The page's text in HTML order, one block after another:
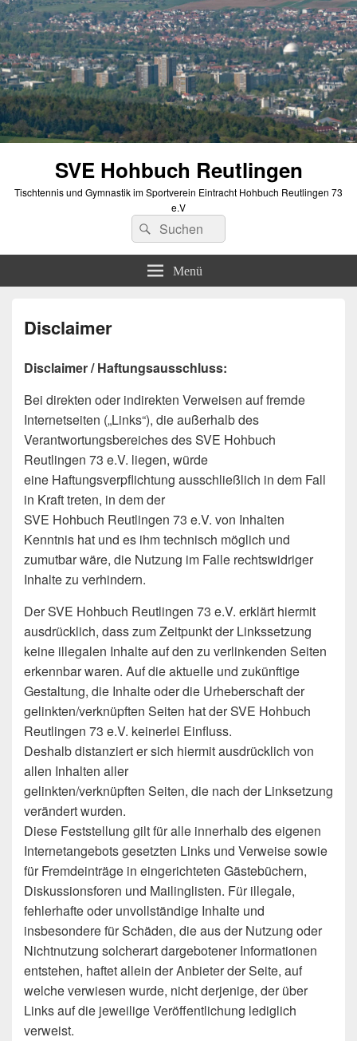
SVE Hohbuch Reutlingen
Tischtennis und Gymnastik im Sportverein Eintracht Hohbuch Reutlingen 73
e.V
Suchen
nach:
Suchen
Menü
Disclaimer
Disclaimer / Haftungsausschluss:
Bei direkten oder indirekten Verweisen auf fremde
Internetseiten („Links“), die außerhalb des
Verantwortungsbereiches des SVE Hohbuch
Reutlingen 73 e.V. liegen, würde
eine Haftungsverpflichtung ausschließlich in dem Fall
in Kraft treten, in dem der
SVE Hohbuch Reutlingen 73 e.V. von Inhalten
Kenntnis hat und es ihm technisch möglich und
zumutbar wäre, die Nutzung im Falle rechtswidriger
Inhalte zu verhindern.
Der SVE Hohbuch Reutlingen 73 e.V. erklärt hiermit
ausdrücklich, dass zum Zeitpunkt der Linkssetzung
keine illegalen Inhalte auf den zu verlinkenden Seiten
erkennbar waren. Auf die aktuelle und zukünftige
Gestaltung, die Inhalte oder die Urheberschaft der
gelinkten/verknüpften Seiten hat der SVE Hohbuch
Reutlingen 73 e.V. keinerlei Einfluss.
Deshalb distanziert er sich hiermit ausdrücklich von
allen Inhalten aller
gelinkten/verknüpften Seiten, die nach der Linksetzung
verändert wurden.
Diese Feststellung gilt für alle innerhalb des eigenen
Internetangebots gesetzten Links und Verweise sowie
für Fremdeinträge in eingerichteten Gästebüchern,
Diskussionsforen und Mailinglisten. Für illegale,
fehlerhafte oder unvollständige Inhalte und
insbesondere für Schäden, die aus der Nutzung oder
Nichtnutzung solcherart dargebotener Informationen
entstehen, haftet allein der Anbieter der Seite, auf
welche verwiesen wurde, nicht derjenige, der über
Links auf die jeweilige Veröffentlichung lediglich
verweist.